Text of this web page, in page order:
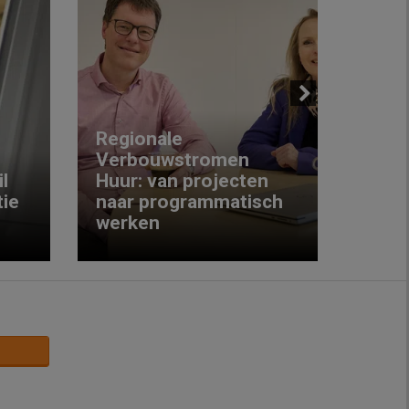
Regionale
Verbouwstromen
Huur: van projecten
naar programmatisch
werken
Next